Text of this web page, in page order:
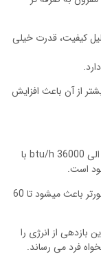
کیفیت، قدرت خیلی
از آن باعث افزایش
کولر گازی های دیواری اجنرال در ظرفیت های 12000 الی 36000 btu/h با
است.
اسپلیت های اجنرال به دلیل بهره مندی از تکنولوژی اینورتر باعث میشود تا 60
از انرژی را
فرد می رساند.